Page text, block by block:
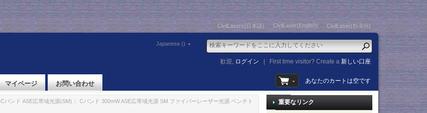
CivilLasers(日本語) CivilLaser(English) CivilLaser(한국어)
Japanese ()
歓迎, ログイン First time visitor? Create a新しい口座
マイページ お問い合わせ あなたのカートは空です
Cバンド ASE広帯域光源(SM) :: Cバンド 300mW ASE広帯域光源 SM ファイバーレーザー光源 ベンチト
重要なリンク